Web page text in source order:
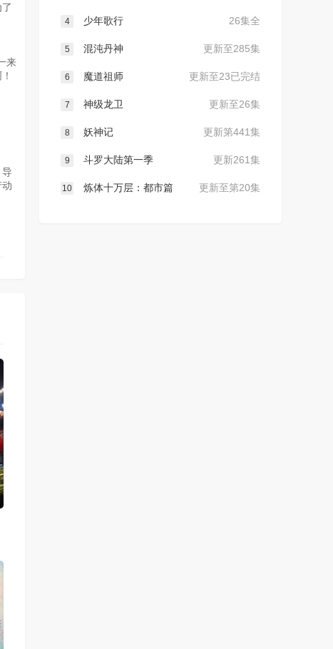
来
26集全
4 少年歌行
更新至285集
5 混沌丹神
更新至23已完结
6 魔道祖师
更新至26集
7 神级龙卫
更新第441集
8 妖神记
更新261集
9 斗罗大陆第一季
更新至第20集
10 炼体十万层：都市篇